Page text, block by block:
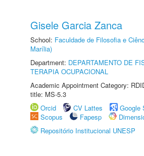
Gisele Garcia Zanca
School: Faculdade de Filosofia e
Marília)
Department: DEPARTAMENTO DE
TERAPIA OCUPACIONAL
Academic Appointment Category:
title: MS-5.3
Orcid
CV Lattes
Google
Scopus
Fapesp
Repositório Institucional UNESP